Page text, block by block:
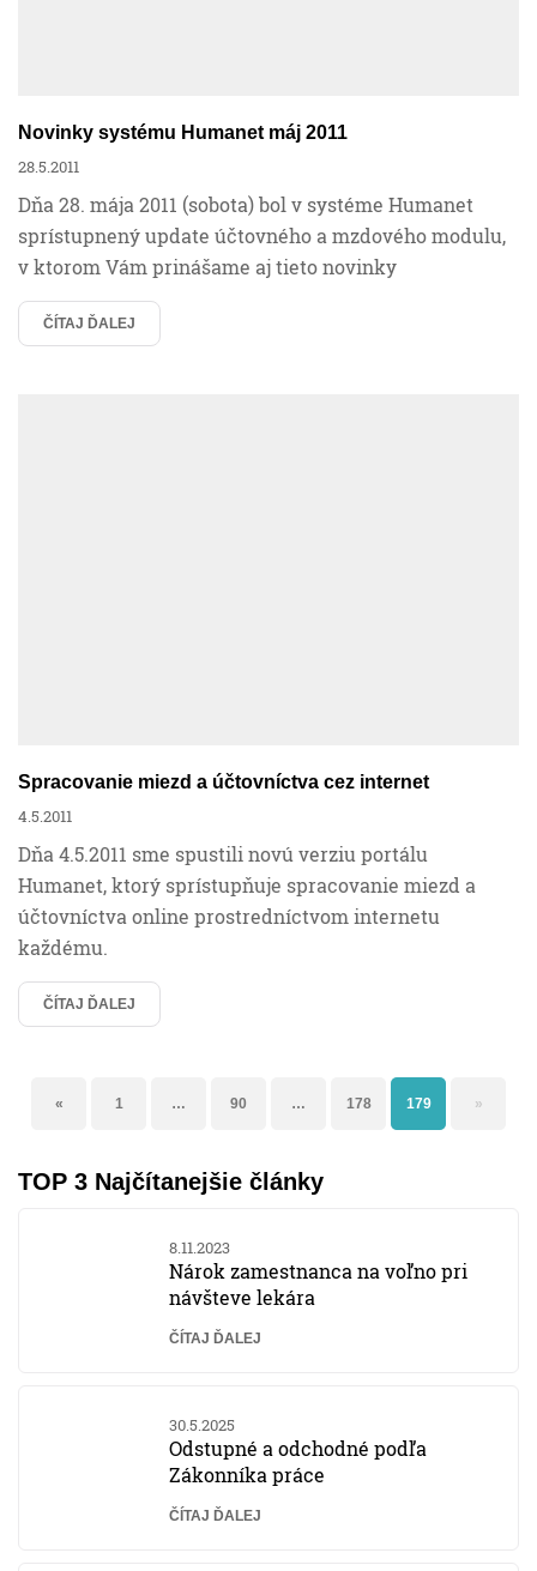
Novinky systému Humanet máj 2011
28.5.2011
Dňa 28. mája 2011 (sobota) bol v systéme Humanet
sprístupnený update účtovného a mzdového modulu,
v ktorom Vám prinášame aj tieto novinky
ČÍTAJ ĎALEJ
Spracovanie miezd a účtovníctva cez internet
4.5.2011
Dňa 4.5.2011 sme spustili novú verziu portálu
Humanet, ktorý sprístupňuje spracovanie miezd a
účtovníctva online prostredníctvom internetu
každému.
ČÍTAJ ĎALEJ
« 1 … 90 … 178 179 »
TOP 3 Najčítanejšie články
8.11.2023
Nárok zamestnanca na voľno pri
návšteve lekára
ČÍTAJ ĎALEJ
30.5.2025
Odstupné a odchodné podľa
Zákonníka práce
ČÍTAJ ĎALEJ